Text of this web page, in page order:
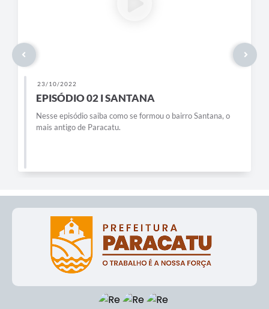
23/10/2022
EPISÓDIO 02 I SANTANA
Nesse episódio saiba como se formou o bairro Santana, o
mais antigo de Paracatu.